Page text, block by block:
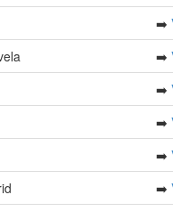
➡️
➡️
➡️
➡️
➡️
➡️